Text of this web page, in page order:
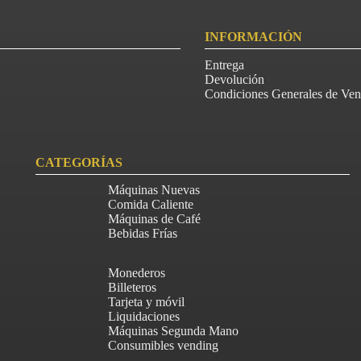
INFORMACIÓN
Entrega
Devolución
Condiciones Generales de
CATEGORÍAS
Máquinas Nuevas
Comida Caliente
Máquinas de Café
Bebidas Frías
Monederos
Billeteros
Tarjeta y móvil
Liquidaciones
Máquinas Segunda Mano
Consumibles vending